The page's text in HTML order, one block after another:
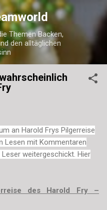
Themen Backen,
den alltäglichen
an Harold Frys Pilgerreise
Lesen mit Kommentaren
Leser weitergeschickt. Hier
des Harold Fry –